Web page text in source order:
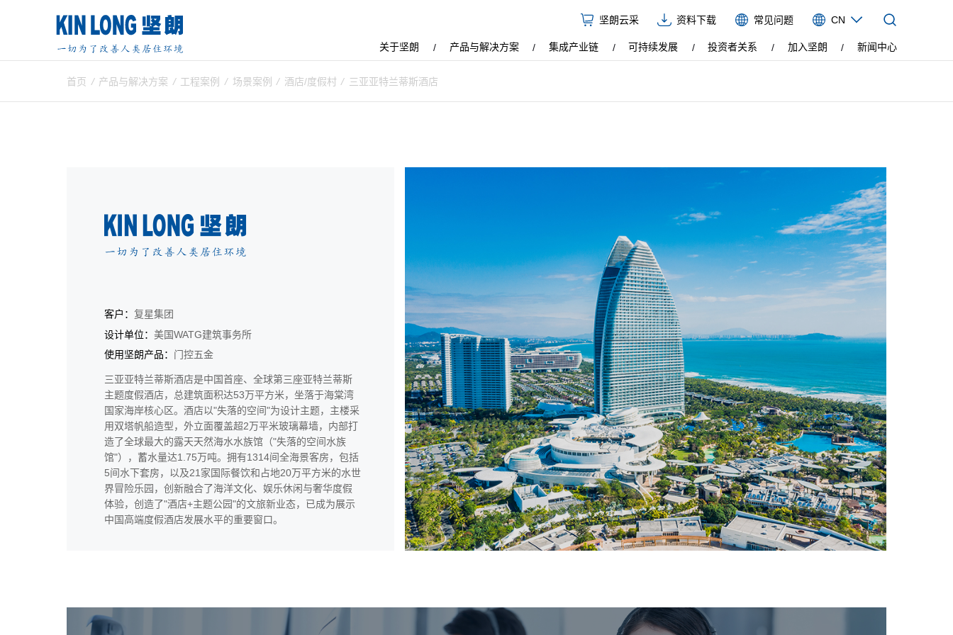
坚朗云采 资料下载 常见问题
CN
EN
关于坚朗 产品与解决方案 集成产业链 可持续发展 投资者关系 加入坚朗 新闻中心
首页 / 产品与解决方案 / 工程案例 / 场景案例 / 酒店/度假村 / 三亚亚特兰蒂斯酒店
客户： 复星集团
设计单位： 美国WATG建筑事务所
使用坚朗产品： 门控五金
三亚亚特兰蒂斯酒店是中国首座、全球第三座亚特兰蒂斯
主题度假酒店，总建筑面积达53万平方米，坐落于海棠湾
国家海岸核心区。酒店以"失落的空间"为设计主题，主楼采
用双塔帆船造型，外立面覆盖超2万平米玻璃幕墙，内部打
造了全球最大的露天天然海水水族馆（"失落的空间水族
馆"），蓄水量达1.75万吨。拥有1314间全海景客房，包括
5间水下套房，以及21家国际餐饮和占地20万平方米的水世
界冒险乐园，创新融合了海洋文化、娱乐休闲与奢华度假
体验，创造了"酒店+主题公园"的文旅新业态，已成为展示
中国高端度假酒店发展水平的重要窗口。